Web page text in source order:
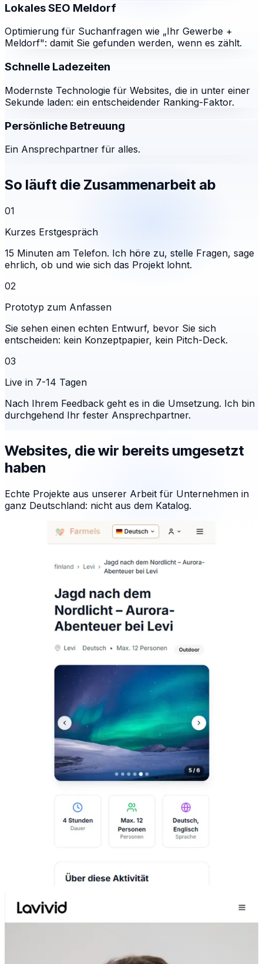
Lokales SEO Meldorf
Optimierung für Suchanfragen wie „Ihr Gewerbe +
Meldorf": damit Sie gefunden werden, wenn es zählt.
Schnelle Ladezeiten
Modernste Technologie für Websites, die in unter einer
Sekunde laden: ein entscheidender Ranking-Faktor.
Persönliche Betreuung
Ein Ansprechpartner für alles.
So läuft die Zusammenarbeit ab
01
Kurzes Erstgespräch
15 Minuten am Telefon. Ich höre zu, stelle Fragen, sage
ehrlich, ob und wie sich das Projekt lohnt.
02
Prototyp zum Anfassen
Sie sehen einen echten Entwurf, bevor Sie sich
entscheiden: kein Konzeptpapier, kein Pitch-Deck.
03
Live in 7-14 Tagen
Nach Ihrem Feedback geht es in die Umsetzung. Ich bin
durchgehend Ihr fester Ansprechpartner.
Websites, die wir bereits umgesetzt
haben
Echte Projekte aus unserer Arbeit für Unternehmen in
ganz Deutschland: nicht aus dem Katalog.